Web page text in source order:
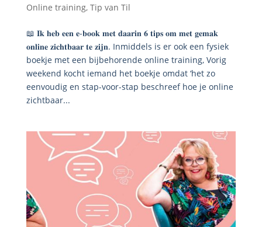
Online training, Tip van Til
📖 𝐈𝐤 𝐡𝐞𝐛 𝐞𝐞𝐧 𝐞-𝐛𝐨𝐨𝐤 𝐦𝐞𝐭 𝐝𝐚𝐚𝐫𝐢𝐧 𝟔 𝐭𝐢𝐩𝐬 𝐨𝐦 𝐦𝐞𝐭 𝐠𝐞𝐦𝐚𝐤
𝐨𝐧𝐥𝐢𝐧𝐞 𝐳𝐢𝐜𝐡𝐭𝐛𝐚𝐚𝐫 𝐭𝐞 𝐳𝐢𝐣𝐧. Inmiddels is er ook een fysiek
boekje met een bijbehorende online training, Vorig
weekend kocht iemand het boekje omdat ‘het zo
eenvoudig en stap-voor-stap beschreef hoe je online
zichtbaar...